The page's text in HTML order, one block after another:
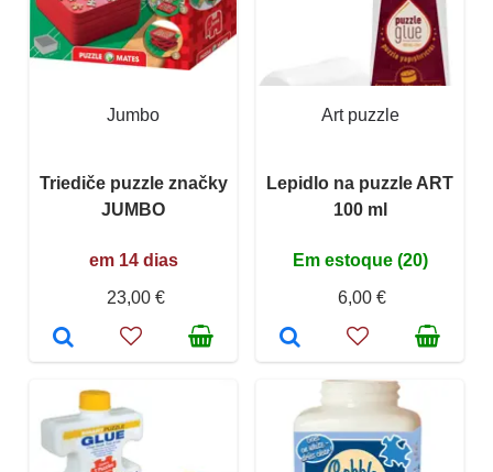
Jumbo
Triediče puzzle značky
JUMBO
em 14 dias
23,00 €
Art puzzle
Lepidlo na puzzle ART
100 ml
Em estoque (20)
6,00 €